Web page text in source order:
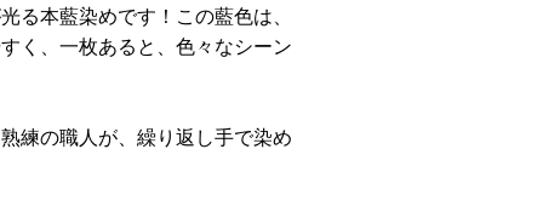
る本藍染めです！この藍色は、
く、一枚あると、色々なシーン
練の職人が、繰り返し手で染め